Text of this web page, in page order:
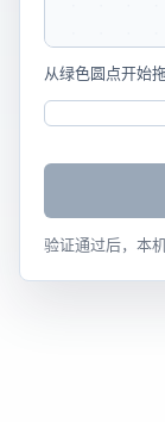
从绿色圆点开始
验证通过后，本